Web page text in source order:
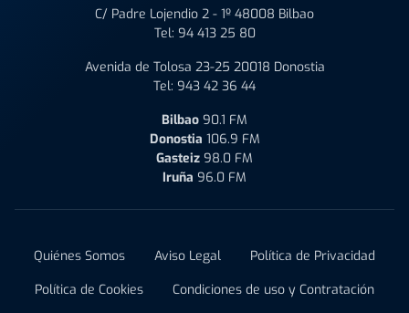
C/ Padre Lojendio 2 - 1º 48008 Bilbao
Tel: 94 413 25 80
Avenida de Tolosa 23-25 20018 Donostia
Tel: 943 42 36 44
Bilbao 90.1 FM
Donostia 106.9 FM
Gasteiz 98.0 FM
Iruña 96.0 FM
Quiénes Somos Aviso Legal
Política de Privacidad
Política de Cookies
Condiciones de uso y Contratación